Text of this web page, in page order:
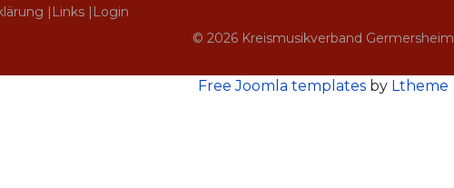
| Links | Login
© 2026 Kreismusikverband Germersheim
Free Joomla templates by Ltheme